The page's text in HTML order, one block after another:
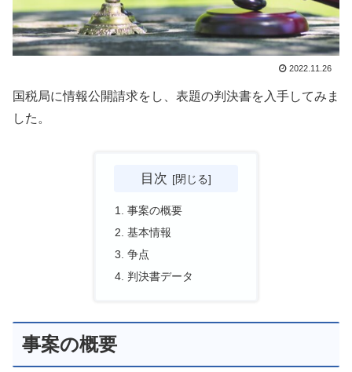
2022.11.26
国税局に情報公開請求をし、表題の判決書を入手してみま
した。
目次
事案の概要
基本情報
争点
判決書データ
事案の概要